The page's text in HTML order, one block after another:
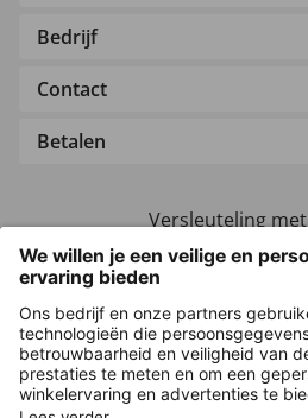
Bedrijf
Contact
Betalen
Versleuteling met
Overige webwinkels
Nederland